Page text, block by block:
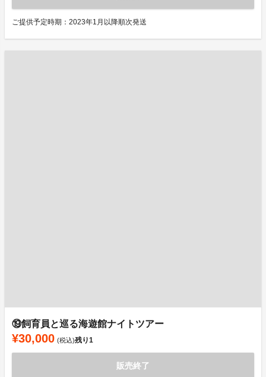
ご提供予定時期：2023年1月以降順次発送
⑲飼育員と巡る海遊館ナイトツアー
¥30,000 (税込)残り1
販売終了